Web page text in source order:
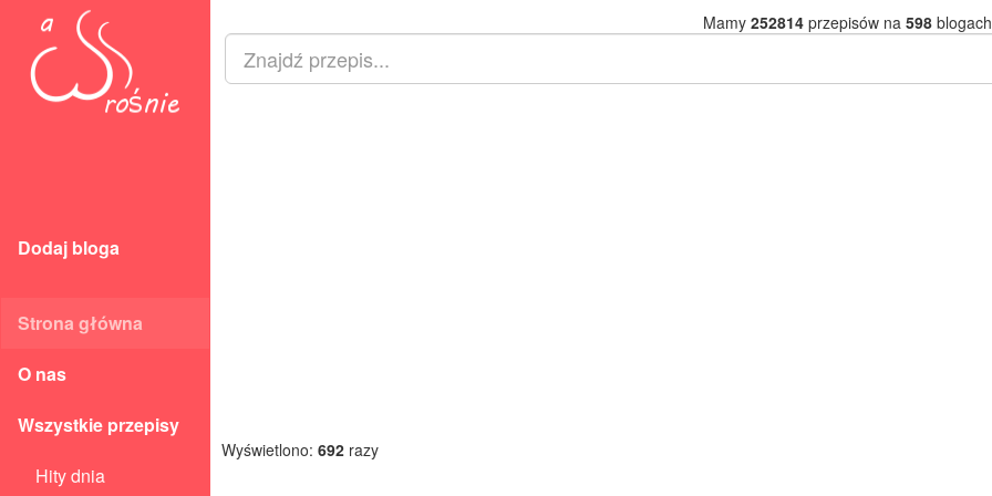
Dodaj bloga
Strona główna
O nas
Wszystkie przepisy
Hity dnia
Mamy 252814przepisów na 598
Wyświetlono: 692 razy